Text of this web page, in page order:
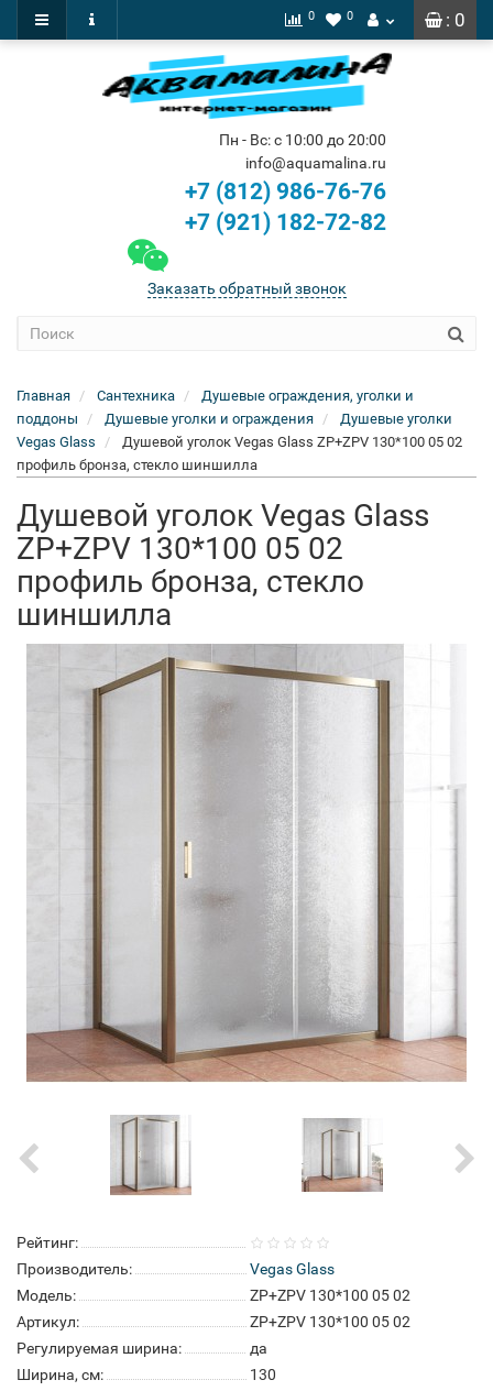
: 0
0 0
Пн - Вс: с 10:00 до 20:00
info@aquamalina.ru
+7 (812) 986-76-76
+7 (921) 182-72-82
Заказать обратный звонок
Главная Сантехника
Душевые ограждения, уголки и
поддоны
Душевые уголки и ограждения
Душевые уголки
Vegas Glass
Душевой уголок Vegas Glass ZP+ZPV 130*100 05 02
профиль бронза, стекло шиншилла
Душевой уголок Vegas Glass
ZP+ZPV 130*100 05 02
профиль бронза, стекло
шиншилла
Рейтинг:
Производитель:
Vegas Glass
Модель:
ZP+ZPV 130*100 05 02
Артикул:
ZP+ZPV 130*100 05 02
Регулируемая ширина:
да
Ширина, см:
130